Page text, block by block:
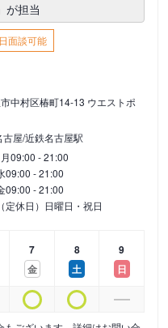
が担当
面談可能
中村区椿町14-13 ウエストポ
屋/近鉄名古屋駅
月09:00 - 21:00
09:00 - 21:00
09:00 - 21:00
（定休日）日曜日・祝日
7
金
8
土
9
日